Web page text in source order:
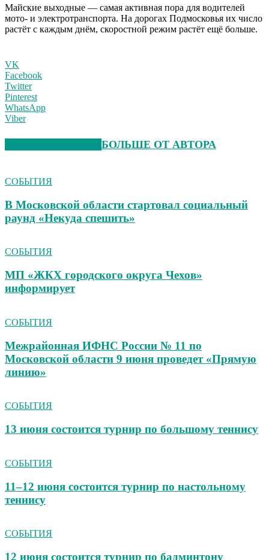
Майские выходные — самая активная пора для водителей
мото- и электротранспорта. На дорогах Подмосковья их число
растёт с каждым днём, скоростной режим растёт ещё больше.
VK
Facebook
Twitter
Pinterest
WhatsApp
Viber
БОЛЬШЕ ОТ АВТОРА
СОБЫТИЯ
В Московской области стартовал социальный
раунд «Некуда спешить»
СОБЫТИЯ
МП «ЖКХ городского округа Чехов»
информирует
СОБЫТИЯ
Межрайонная ИФНС России № 11 по
Московской области 9 июня проведет «Прямую
линию»
СОБЫТИЯ
13 июня состоится турнир по большому теннису
СОБЫТИЯ
11–12 июня состоится турнир по настольному
теннису
СОБЫТИЯ
12 июня состоится турнир по бадминтону